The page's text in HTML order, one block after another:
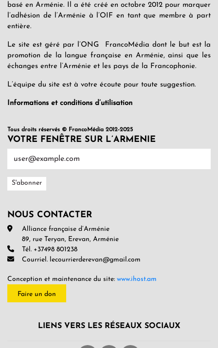
basé en Arménie. Il a été créé en octobre 2012 pour marquer
l’adhésion de l’Arménie à l’OIF en tant que membre à part
entière.
Le site est géré par l’ONG FrancoMédia dont le but est la
promotion de la langue française en Arménie, ainsi que les
échanges entre l’Arménie et les pays de la Francophonie.
L’équipe du site est à votre écoute pour toute suggestion.
Informations et conditions d’utilisation
Tous droits réservés © FrancoMédia 2012-2025
VOTRE FENÊTRE SUR L’ARMENIE
NOUS CONTACTER
Alliance française d’Arménie
89, rue Teryan, Erevan, Arménie
Tél. +37498 801238
Courriel. lecourrierderevan@gmail.com
Conception et maintenance du site: www.ihost.am
Faire un don
LIENS VERS LES RÉSEAUX SOCIAUX